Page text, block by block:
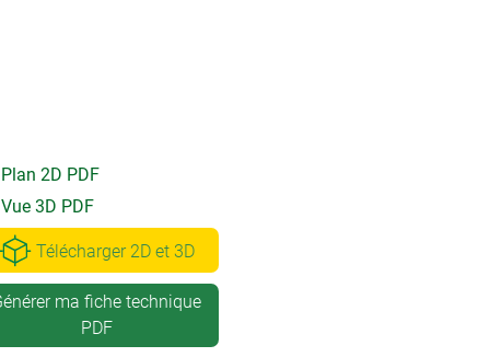
Plan 2D PDF
Vue 3D PDF
Télécharger 2D et 3D
ma fiche technique
PDF